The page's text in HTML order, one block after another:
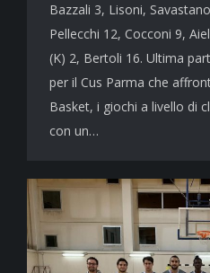
Bazzali 3, Lisoni,
Pellecchi 12, Cocconi 9,
(K) 2, Bertoli 16. Ultima
per il Cus Parma che
Basket, i giochi a livello di
con un…